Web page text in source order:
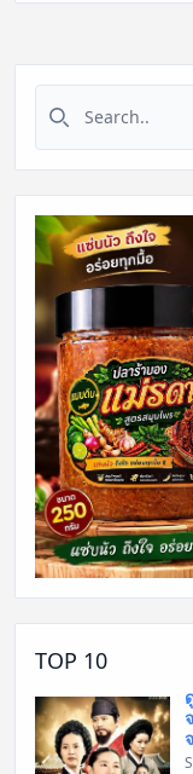
Search for:
TOP 10